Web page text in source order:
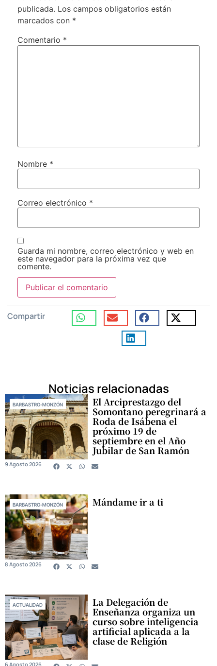
publicada. Los campos obligatorios están
marcados con *
Comentario *
Nombre *
Correo electrónico *
Guarda mi nombre, correo electrónico y web en
este navegador para la próxima vez que
comente.
Compartir
Noticias relacionadas
BARBASTRO-MONZÓN El Arciprestazgo del
Somontano peregrinará a
Roda de Isábena el
próximo 19 de
septiembre en el Año
Jubilar de San Ramón
9 Agosto 2026
BARBASTRO-MONZÓN Mándame ir a ti
8 Agosto 2026
ACTUALIDAD La Delegación de
Enseñanza organiza un
curso sobre inteligencia
artificial aplicada a la
clase de Religión
6 Agosto 2026